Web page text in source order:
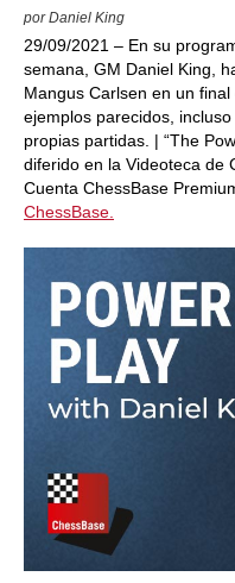
por Daniel King
29/09/2021 – En su
semana, GM Daniel King,
Mangus Carlsen en un
ejemplos parecidos,
propias partidas. | “The
diferido en la Videoteca de
Cuenta ChessBase
ChessBase.